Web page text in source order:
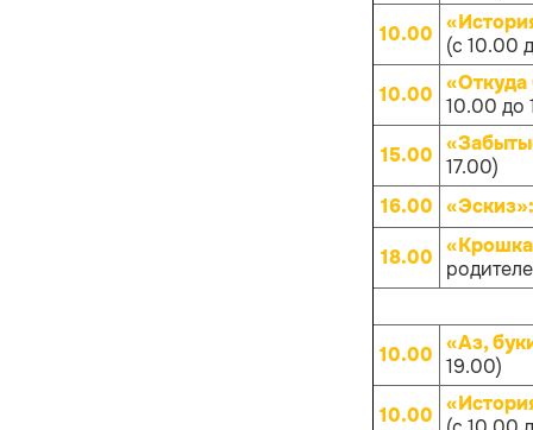
10.00
(с 10.00
10.00 10.00 до
15.00 17.00)
16.00
18.00
10.00 «Аз,
19.00)
10.00